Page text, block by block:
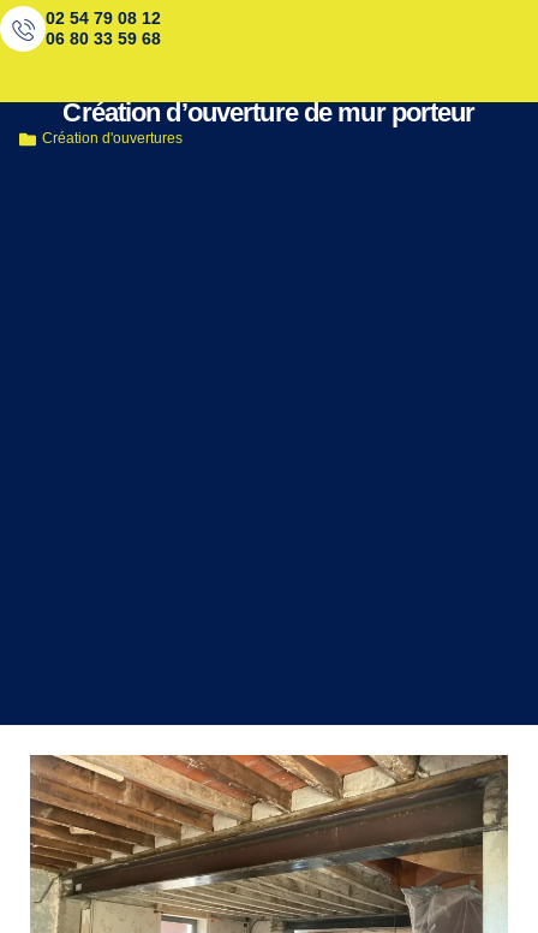
02 54 79 08 12
06 80 33 59 68
Création d’ouverture de mur porteur
Création d'ouvertures